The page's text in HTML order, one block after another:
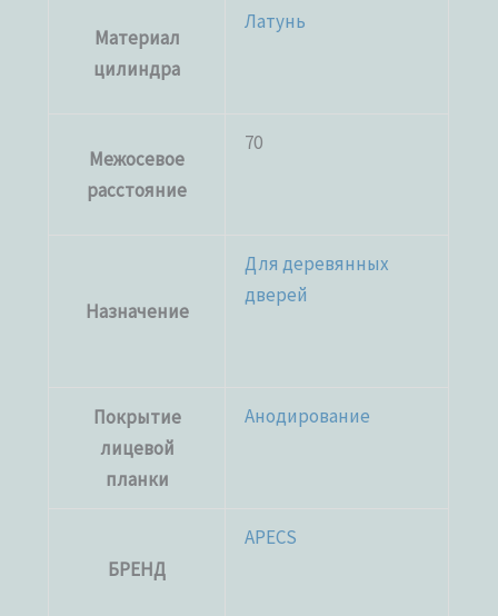
Материал
цилиндра
Латунь
Межосевое
расстояние
70
Назначение
Для деревянных
дверей
Покрытие
лицевой
планки
Анодирование
БРЕНД
APECS